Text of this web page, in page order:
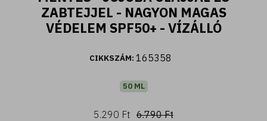
ZABTEJJEL - NAGYON MAGAS
VÉDELEM SPF50+ - VÍZÁLLÓ
CIKKSZÁM: 165358
50 ML
5.290 Ft 6.790 Ft